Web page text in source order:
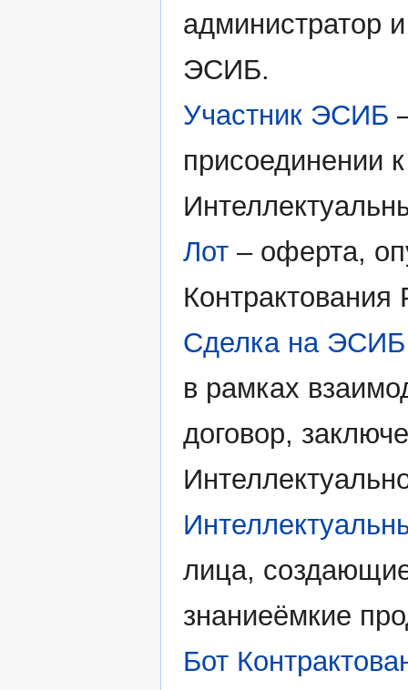
администратор
ЭСИБ.
Участник ЭСИБ
присоединении
Лот – оферта,
Сделка на ЭСИБ
в рамках
договор,
лица,
знаниеёмкие
Бот